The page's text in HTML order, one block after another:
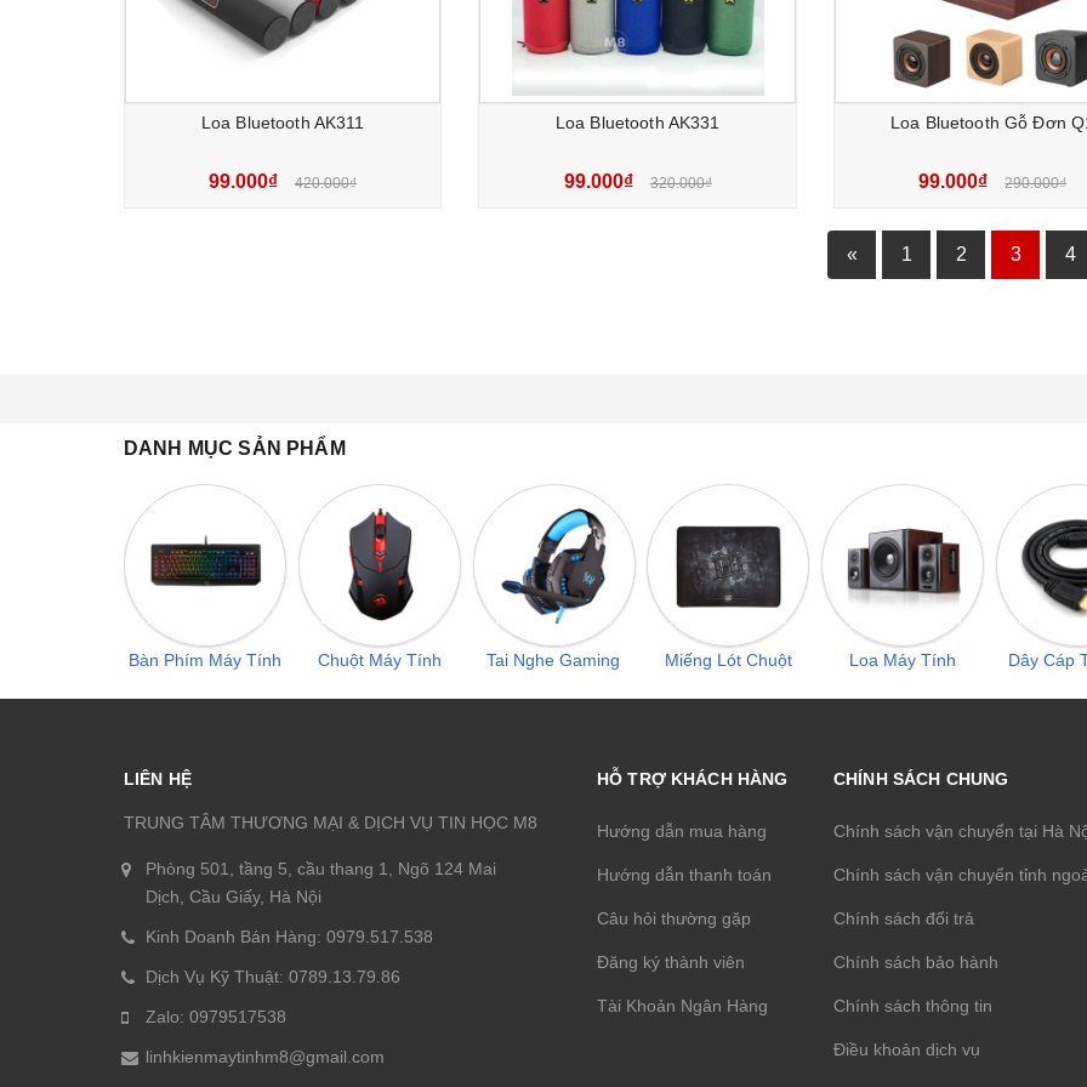
Loa Bluetooth AK311
99.000₫ 420.000₫
Loa Bluetooth AK331
99.000₫ 320.000₫
Loa Bluetooth Gỗ Đơn
99.000₫ 290.000₫
« 1 2 3 4
DANH MỤC SẢN PHẨM
Bàn Phím Máy Tính Chuột Máy Tính Tai Nghe Gaming Miếng Lót Chuột Loa Máy Tính Dây Cáp
LIÊN HỆ
TRUNG TÂM THƯƠNG MẠI & DỊCH VỤ TIN HỌC M8
Phòng 501, tầng 5, cầu thang 1, Ngõ 124 Mai
Dịch, Cầu Giấy, Hà Nội
Kinh Doanh Bán Hàng: 0979.517.538
Dịch Vụ Kỹ Thuật: 0789.13.79.86
Zalo: 0979517538
linhkienmaytinhm8@gmail.com
HỖ TRỢ KHÁCH HÀNG
Hướng dẫn mua hàng
Hướng dẫn thanh toán
Câu hỏi thường gặp
Đăng ký thành viên
Tài Khoản Ngân Hàng
CHÍNH SÁCH CHUNG
Chính sách vận chuyển tại Hà
Chính sách vận chuyển tỉnh
Chính sách đổi trả
Chính sách bảo hành
Chính sách thông tin
Điều khoản dịch vụ